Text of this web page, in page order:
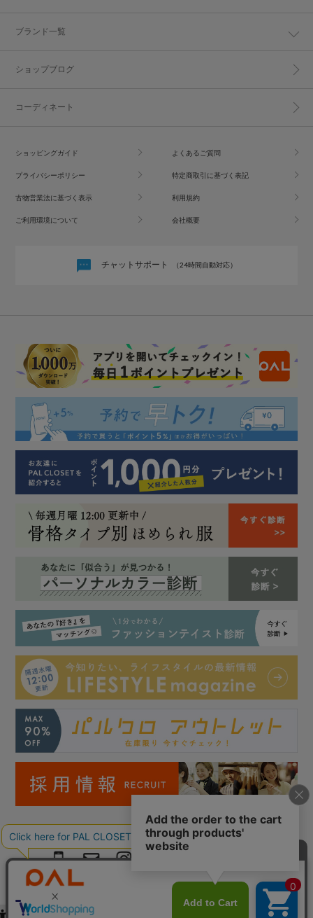
ブランド一覧
ショップブログ
コーディネート
ショッピングガイド よくあるご質問
プライバシーポリシー 特定商取引に基づく表記
古物営業法に基づく表示 利用規約
ご利用環境について 会社概要
チャットサポート （24時間自動対応）